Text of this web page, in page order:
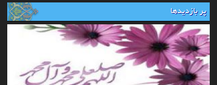
پر بازدیدها